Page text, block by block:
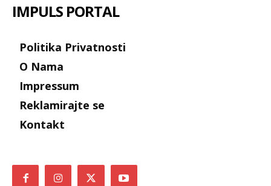
IMPULS PORTAL
Politika Privatnosti
O Nama
Impressum
Reklamirajte se
Kontakt